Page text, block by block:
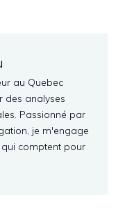
au Quebec
des analyses
Passionné par
je m'engage
comptent pour